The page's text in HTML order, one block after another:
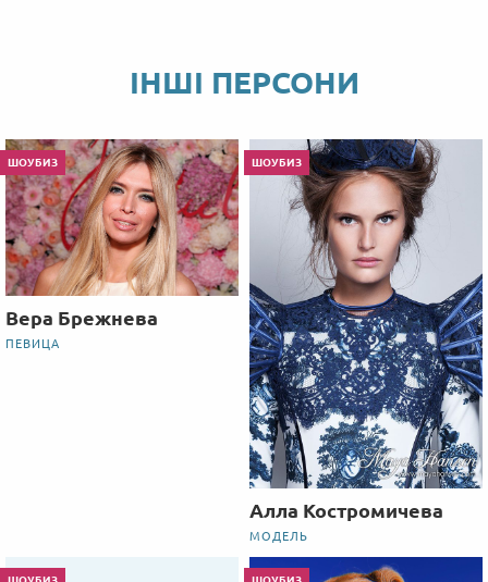
ІНШІ ПЕРСОНИ
ШОУБИЗ
Вера Брежнева
ПЕВИЦА
ШОУБИЗ
Алла Костромичева
МОДЕЛЬ